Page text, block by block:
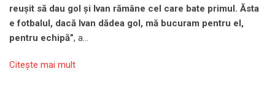
reușit să dau gol și Ivan rămâne cel care bate primul. Ăsta
e fotbalul, dacă Ivan dădea gol, mă bucuram pentru el,
pentru echipă”, a…
Citeşte mai mult